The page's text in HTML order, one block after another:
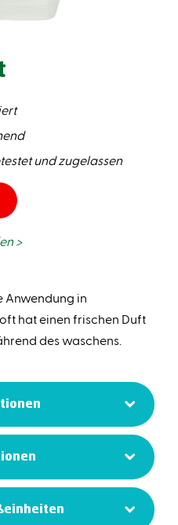
und zugelassen
>
Anwendung in
hat einen frischen Duft
des waschens.